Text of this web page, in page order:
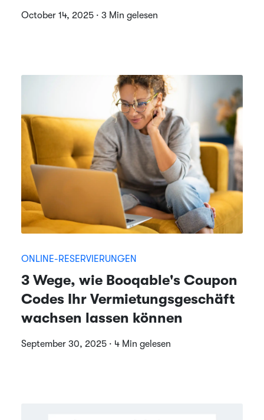
October 14, 2025 · 3 Min gelesen
ONLINE-RESERVIERUNGEN
3 Wege, wie Booqable's Coupon
Codes Ihr Vermietungsgeschäft
wachsen lassen können
September 30, 2025 · 4 Min gelesen